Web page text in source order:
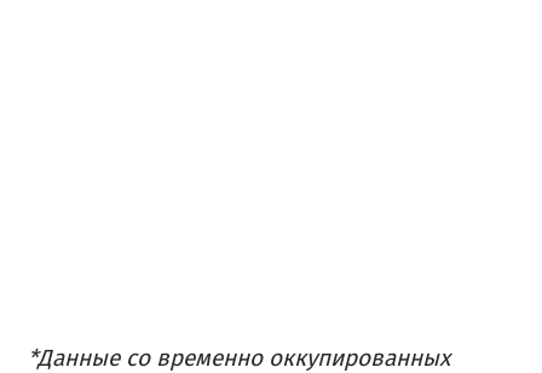
*Данные со временно оккупированных